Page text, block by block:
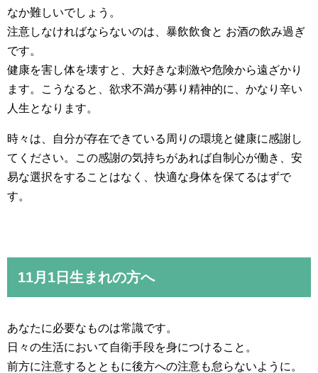
なか難しいでしょう。
注意しなければならないのは、暴飲飲食と お酒の飲み過ぎ
です。
健康を害し体を壊すと、大好きな刺激や危険から遠ざかり
ます。こうなると、欲求不満が募り精神的に、かなり辛い
人生となります。
時々は、自分が存在できている周りの環境と健康に感謝し
てください。この感謝の気持ちがあれば自制心が働き、安
易な選択をすることはなく、快適な身体を保てるはずで
す。
11月1日生まれの方へ
あなたに必要なものは常識です。
日々の生活において自衛手段を身につけること。
前方に注意するとともに後方への注意も怠らないように。